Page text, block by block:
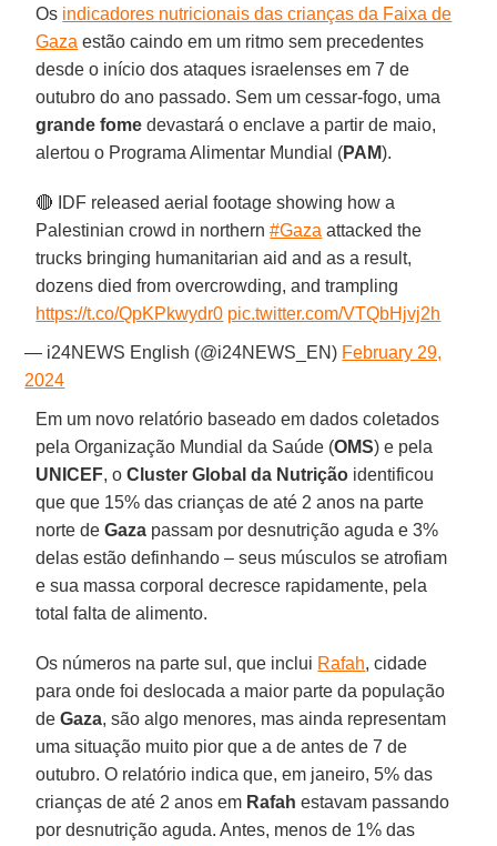
Os indicadores nutricionais das crianças da Faixa de
Gaza estão caindo em um ritmo sem precedentes
desde o início dos ataques israelenses em 7 de
outubro do ano passado. Sem um cessar-fogo, uma
grande fome devastará o enclave a partir de maio,
alertou o Programa Alimentar Mundial (PAM).
🔴 IDF released aerial footage showing how a
Palestinian crowd in northern#Gaza attacked the
trucks bringing humanitarian aid and as a result,
dozens died from overcrowding, and trampling
https://t.co/QpKPkwydr0 pic.twitter.com/VTQbHjvj2h
— i24NEWS English (@i24NEWS_EN) February 29,
2024
Em um novo relatório baseado em dados coletados
pela Organização Mundial da Saúde (OMS) e pela
UNICEF, oCluster Global da Nutrição identificou
que que 15% das crianças de até 2 anos na parte
norte deGaza passam por desnutrição aguda e 3%
delas estão definhando – seus músculos se atrofiam
e sua massa corporal decresce rapidamente, pela
total falta de alimento.
Os números na parte sul, que inclui Rafah, cidade
para onde foi deslocada a maior parte da população
deGaza, são algo menores, mas ainda representam
uma situação muito pior que a de antes de 7 de
outubro. O relatório indica que, em janeiro, 5% das
crianças de até 2 anos em Rafah estavam passando
por desnutrição aguda. Antes, menos de 1% das